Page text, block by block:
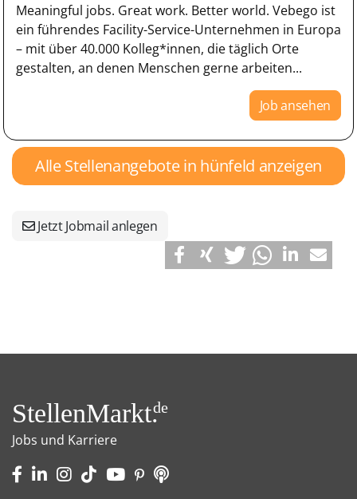
Meaningful jobs. Great work. Better world. Vebego ist
ein führendes Facility-Service-Unternehmen in Europa
– mit über 40.000 Kolleg*innen, die täglich Orte
gestalten, an denen Menschen gerne arbeiten...
Job ansehen
Alle Stellenangebote in hünfeld anzeigen
Jetzt Jobmail anlegen
StellenMarkt.de
Jobs und Karriere